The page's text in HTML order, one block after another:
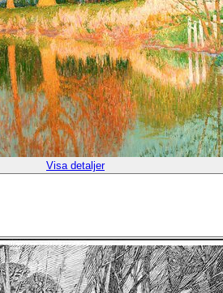
Visa detaljer